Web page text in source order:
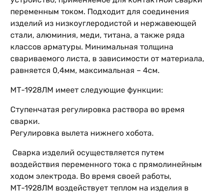
переменным током. Подходит для соединения
изделий из низкоуглеродистой и нержавеющей
стали, алюминия, меди, титана, а также ряда
классов арматуры. Минимальная толщина
свариваемого листа, в зависимости от материала,
равняется 0,4мм, максимальная – 4см.
МТ-1928ЛМ имеет следующие функции:
Ступенчатая регулировка раствора во время
сварки.
Регулировка вылета нижнего хобота.
Сварка изделий осуществляется путем
воздействия переменного тока с прямолинейным
ходом электрода. Во время своей работы,
МТ-1928ЛМ воздействует теплом на изделия в